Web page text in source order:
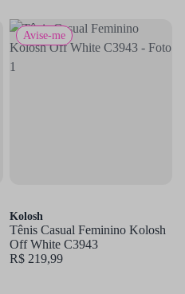
Avise-me
Kolosh
Tênis Casual Feminino Kolosh
Off White C3943
R$ 219,99